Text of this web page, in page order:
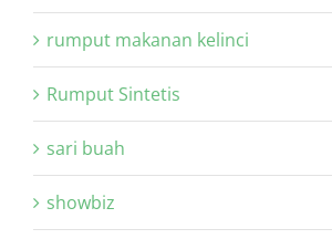
rumput makanan kelinci
Rumput Sintetis
sari buah
showbiz